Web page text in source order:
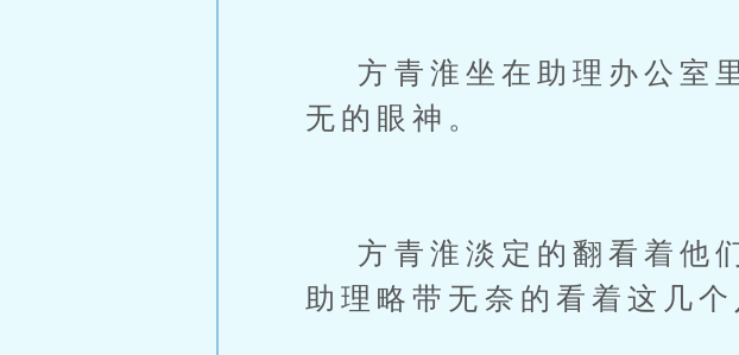
方青淮坐在助理办公室
无的眼神。
方青淮淡定的翻看着他
助理略带无奈的看着这几个